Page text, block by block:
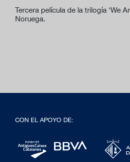
Tercera película de la trilogía ‘We
Noruega.
CON EL APOYO DE: